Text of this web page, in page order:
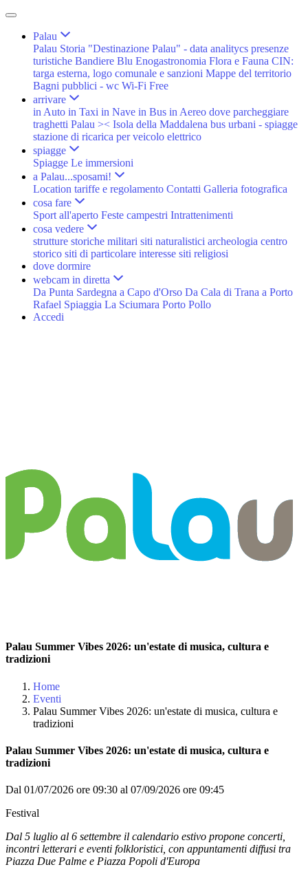
Palau
Palau Storia "Destinazione Palau" - data analitycs presenze
turistiche Bandiere Blu Enogastronomia Flora e Fauna CIN:
targa esterna, logo comunale e sanzioni Mappe del territorio
Bagni pubblici - wc Wi-Fi Free
arrivare
in Auto in Taxi in Nave in Bus in Aereo dove parcheggiare
traghetti Palau >< Isola della Maddalena bus urbani - spiagge
stazione di ricarica per veicolo elettrico
spiagge
Spiagge Le immersioni
a Palau...sposami!
Location tariffe e regolamento Contatti Galleria fotografica
cosa fare
Sport all'aperto Feste campestri Intrattenimenti
cosa vedere
strutture storiche militari siti naturalistici archeologia centro
storico siti di particolare interesse siti religiosi
dove dormire
webcam in diretta
Da Punta Sardegna a Capo d'Orso Da Cala di Trana a Porto
Rafael Spiaggia La Sciumara Porto Pollo
Accedi
Palau Summer Vibes 2026: un'estate di musica, cultura e
tradizioni
Home
Eventi
Palau Summer Vibes 2026: un'estate di musica, cultura e
tradizioni
Palau Summer Vibes 2026: un'estate di musica, cultura e
tradizioni
Dal 01/07/2026 ore 09:30 al 07/09/2026 ore 09:45
Festival
Dal 5 luglio al 6 settembre il calendario estivo propone concerti,
incontri letterari e eventi folkloristici, con appuntamenti diffusi tra
Piazza Due Palme e Piazza Popoli d'Europa